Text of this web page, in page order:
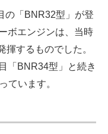
「BNR32型」が登
ボエンジンは、当時
するものでした。
「BNR34型」と続き
ています。